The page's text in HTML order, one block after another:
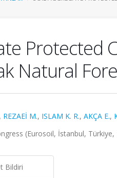
Protected
Natural
, REZAEİ M., ISLAM K. R., AKÇA E.,
(Eurosoil, İstanbul,
Bildiri